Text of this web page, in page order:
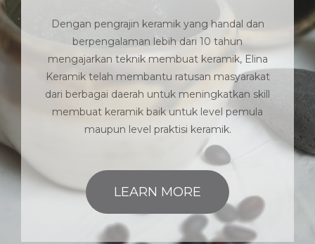
Dengan pengrajin keramik yang handal dan
berpengalaman lebih dari 10 tahun
mengajarkan teknik membuat keramik, Elina
Keramik telah membantu ratusan masyarakat
dari berbagai daerah untuk meningkatkan skill
membuat keramik baik untuk level pemula
maupun level praktisi keramik.
LEARN MORE